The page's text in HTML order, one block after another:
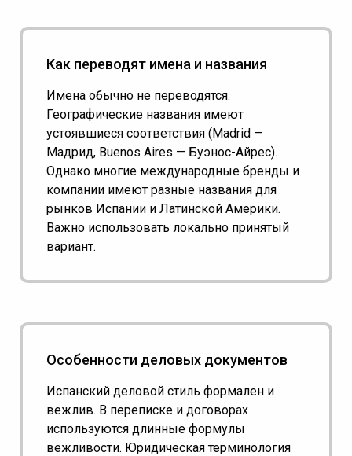
Как переводят имена и названия
Имена обычно не переводятся.
Географические названия имеют
устоявшиеся соответствия (Madrid —
Мадрид, Buenos Aires — Буэнос-Айрес).
Однако многие международные бренды и
компании имеют разные названия для
рынков Испании и Латинской Америки.
Важно использовать локально принятый
вариант.
Особенности деловых документов
Испанский деловой стиль формален и
вежлив. В переписке и договорах
используются длинные формулы
вежливости. Юридическая терминология